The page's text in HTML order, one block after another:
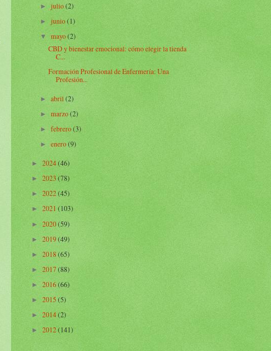
►julio(2)
► junio(1)
▼mayo(2)
CBD y bienestar emocional: cómo elegir la tienda
C...
Formación Profesional de Enfermería: Una
Profesión...
►abril(2)
►marzo(2)
►febrero(3)
►enero(9)
►2024(46)
►2023(78)
►2022(45)
►2021(103)
►2020(59)
►2019(49)
►2018(65)
►2017(88)
►2016(66)
►2015(5)
►2014(2)
►2012(141)